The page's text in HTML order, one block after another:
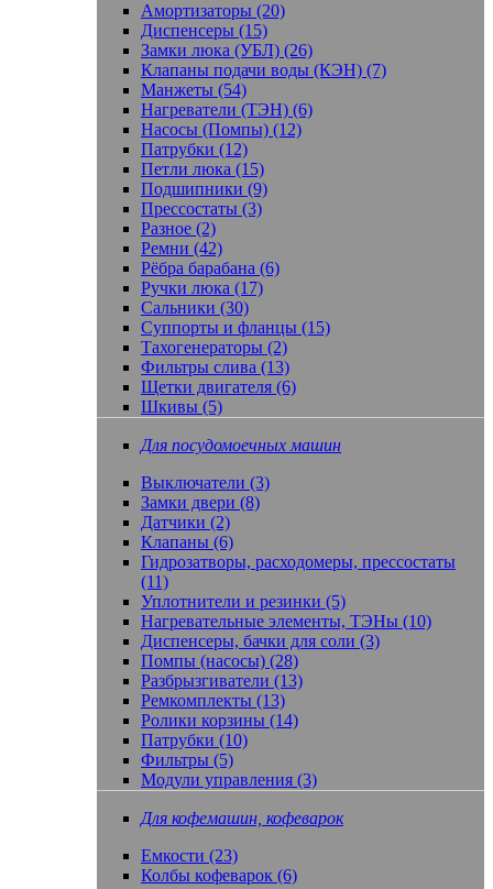
Амортизаторы (20)
Диспенсеры (15)
Замки люка (УБЛ) (26)
Клапаны подачи воды (КЭН) (7)
Манжеты (54)
Нагреватели (ТЭН) (6)
Насосы (Помпы) (12)
Патрубки (12)
Петли люка (15)
Подшипники (9)
Прессостаты (3)
Разное (2)
Ремни (42)
Рёбра барабана (6)
Ручки люка (17)
Сальники (30)
Суппорты и фланцы (15)
Тахогенераторы (2)
Фильтры слива (13)
Щетки двигателя (6)
Шкивы (5)
Для посудомоечных машин
Выключатели (3)
Замки двери (8)
Датчики (2)
Клапаны (6)
Гидрозатворы, расходомеры, прессостаты
(11)
Уплотнители и резинки (5)
Нагревательные элементы, ТЭНы (10)
Диспенсеры, бачки для соли (3)
Помпы (насосы) (28)
Разбрызгиватели (13)
Ремкомплекты (13)
Ролики корзины (14)
Патрубки (10)
Фильтры (5)
Модули управления (3)
Для кофемашин, кофеварок
Емкости (23)
Колбы кофеварок (6)